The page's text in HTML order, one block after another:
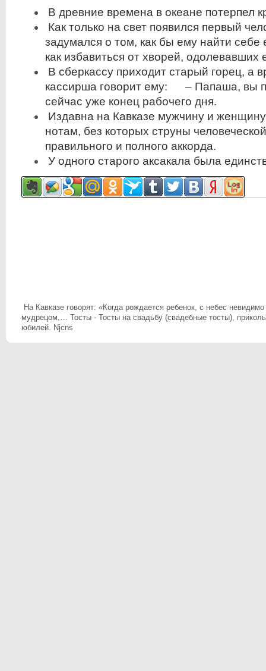
В древние времена в океане потерпел
Как только на свет появился первый
задумался о том, как бы ему найти себе
как избавиться от хворей, одолевавших
В сберкассу приходит старый горец, а
кассирша говорит ему: – Папаша, вы
сейчас уже конец рабочего дня.
Издавна на Кавказе мужчину и
нотам, без которых струны
правильного и полного аккорда.
У одного старого аксакала была
На Кавказе говорят: «Когда рождается ребенок, с небес
мудрецом,… Тосты - Тосты на свадьбу (свадебные тосты),
юбилей. Njcns